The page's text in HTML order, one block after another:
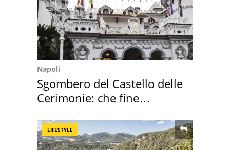
Napoli
Sgombero del Castello delle
Cerimonie: che fine
LIFESTYLE